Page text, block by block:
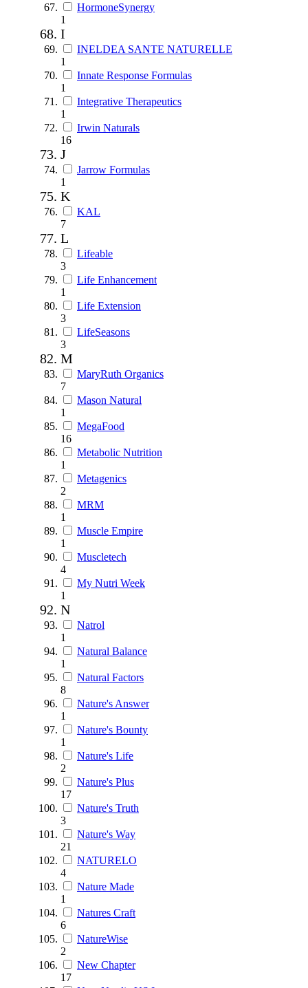
HormoneSynergy
1
I
INELDEA SANTE NATURELLE
1
Innate Response Formulas
1
Integrative Therapeutics
1
Irwin Naturals
16
J
Jarrow Formulas
1
K
KAL
7
L
Lifeable
3
Life Enhancement
1
Life Extension
3
LifeSeasons
3
M
MaryRuth Organics
7
Mason Natural
1
MegaFood
16
Metabolic Nutrition
1
Metagenics
2
MRM
1
Muscle Empire
1
Muscletech
4
My Nutri Week
1
N
Natrol
1
Natural Balance
1
Natural Factors
8
Nature's Answer
1
Nature's Bounty
1
Nature's Life
2
Nature's Plus
17
Nature's Truth
3
Nature's Way
21
NATURELO
4
Nature Made
1
Natures Craft
6
NatureWise
2
New Chapter
17